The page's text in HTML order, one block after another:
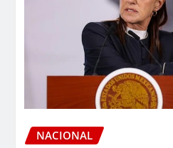
NACIONAL